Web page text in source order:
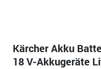
Kärcher Akku
18 V-Akkugeräte